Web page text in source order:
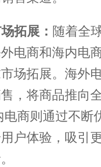
拓展： 随着全
电商和海内电
场拓展。海外
，将商品推向
电商则通过不断
户体验，吸引